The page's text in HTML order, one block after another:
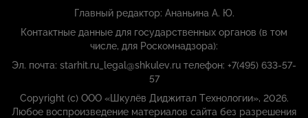
Главный редактор: Ананьина А. Ю.
Контактные данные для государственных органов (в том
числе, для Роскомнадзора):
Эл. почта: starhit.ru_legal@shkulev.ru телефон: +7(495) 633-57-
57
Copyright (с) ООО «Шкулёв Диджитал Технологии», 2026.
Любое воспроизведение материалов сайта без разрешения